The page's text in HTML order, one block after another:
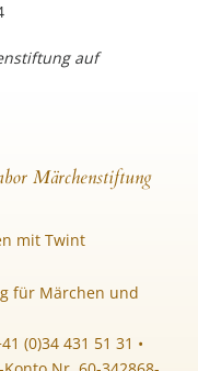
auf
Märchenstiftung
mit Twint
für Märchen und
(0)34 431 51 31 •